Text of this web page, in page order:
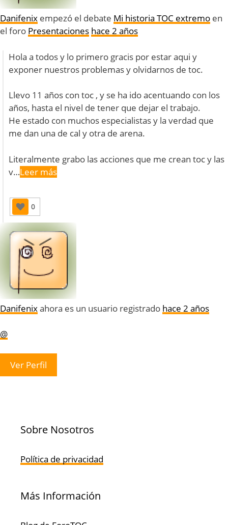
Danifenix empezó el debate Mi historia TOC extremo en
el foro Presentaciones hace 2 años
Hola a todos y lo primero gracis por estar aqui y
exponer nuestros problemas y olvidarnos de toc.
Llevo 11 años con toc , y se ha ido acentuando con los
años, hasta el nivel de tener que dejar el trabajo.
He estado con muchos especialistas y la verdad que
me dan una de cal y otra de arena.
Literalmente grabo las acciones que me crean toc y las
v…Leer más
0
Danifenixahora es un usuario registrado hace 2 años
@
Ver Perfil
Sobre Nosotros
Política de privacidad
Más Información